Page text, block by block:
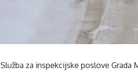
Služba za inspekcijske poslove